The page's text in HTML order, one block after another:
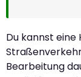
Du kannst
Bearbeitung